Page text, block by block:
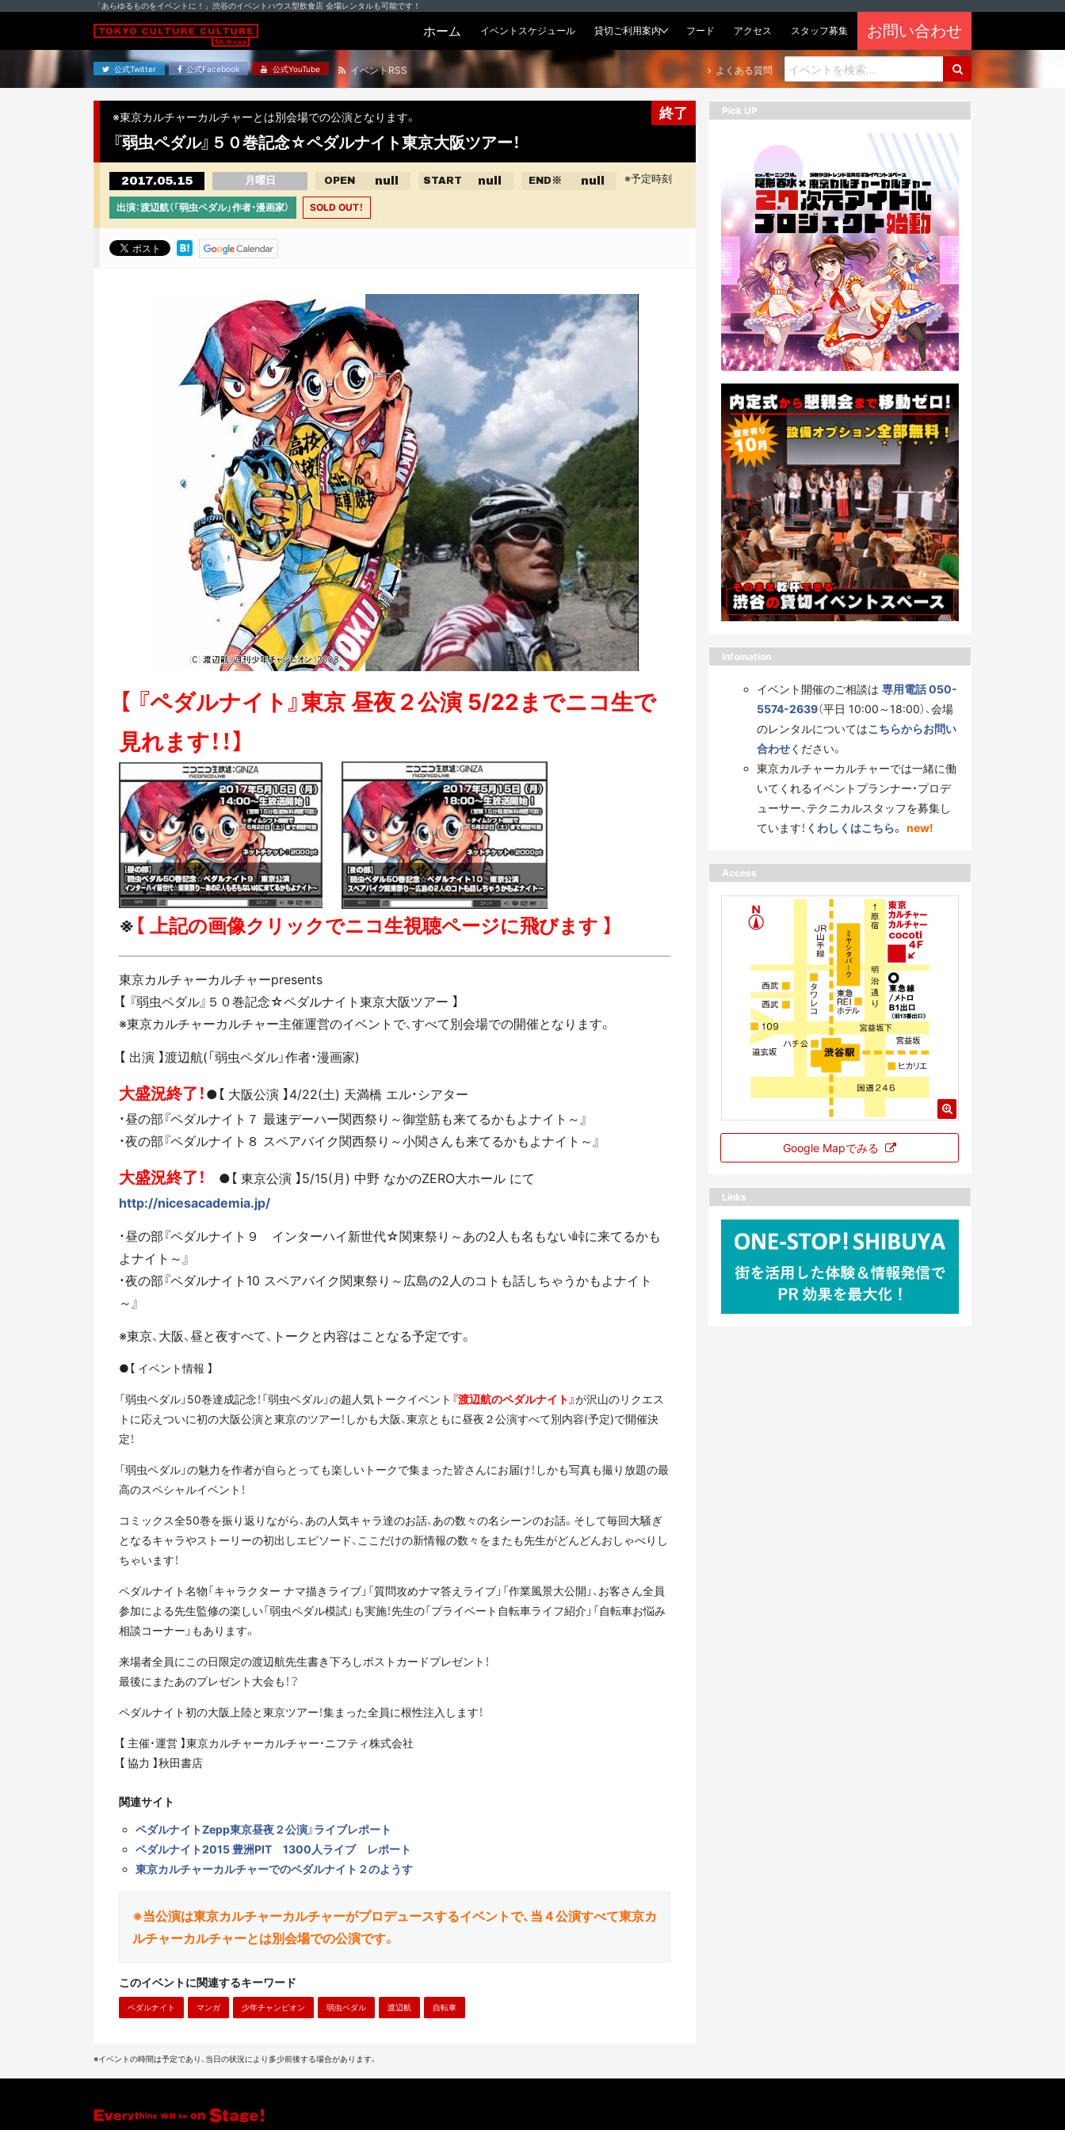
「あらゆるものをイベントに！」渋谷のイベントハウス型飲食店 会場レンタルも可能です！
ホーム イベントスケジュール 貸切ご利用案内 フード アクセス スタッフ募集 お問い合わせ
公式Twitter 公式Facebook 公式YouTube イベントRSS よくある質問
終了
※東京カルチャーカルチャーとは別会場での公演となります。
『弱虫ペダル』５０巻記念☆ペダルナイト東京大阪ツアー！
2017.05.15 月曜日 OPEN null START null END ※ null ※予定時刻
出演：渡辺航（「弱虫ペダル」作者・漫画家） SOLD OUT！
【 『ペダルナイト』東京 昼夜２公演 5/22までニコ生で
見れます！！】
※ 【 上記の画像クリックでニコ生視聴ページに飛びます 】
東京カルチャーカルチャーpresents
【 『弱虫ペダル』５０巻記念☆ペダルナイト東京大阪ツアー 】
※東京カルチャーカルチャー主催運営のイベントで、すべて別会場での開催となります。
【 出演 】渡辺航(「弱虫ペダル」作者・漫画家)
大盛況終了！ ●【 大阪公演 】4/22(土) 天満橋 エル・シアター
・昼の部『ペダルナイト７ 最速デーハー関西祭り～御堂筋も来てるかもよナイト～』
・夜の部『ペダルナイト８ スペアバイク関西祭り～小関さんも来てるかもよナイト～』
大盛況終了！
●【 東京公演 】5/15(月) 中野 なかのZERO大ホール にて
http://nicesacademia.jp/
・昼の部『ペダルナイト９ インターハイ新世代☆関東祭り～あの2人も名もない峠に来てるかも
よナイト～』
・夜の部 『ペダルナイト10 スペアバイク関東祭り～広島の2人のコトも話しちゃうかもよナイト
～』
※東京、大阪、昼と夜すべて、トークと内容はことなる予定です。
●【 イベント情報 】
「弱虫ペダル」50巻達成記念！「弱虫ペダル」の超人気トークイベント 『渡辺航のペダルナイト』が沢山のリクエス
トに応えついに初の大阪公演と東京のツアー！しかも大阪、東京ともに昼夜２公演すべて別内容(予定)で開催決
定！
「弱虫ペダル」の魅力を作者が自らとっても楽しいトークで集まった皆さんにお届け！しかも写真も撮り放題の最
高のスペシャルイベント！
コミックス全50巻を振り返りながら、あの人気キャラ達のお話、あの数々の名シーンのお話。そして毎回大騒ぎ
となるキャラやストーリーの初出しエピソード、ここだけの新情報の数々をまたも先生がどんどんおしゃべりし
ちゃいます！
ペダルナイト名物「キャラクター ナマ描きライブ」「質問攻めナマ答えライブ」「作業風景大公開」、お客さん全員
参加による先生監修の楽しい「弱虫ペダル模試」も実施！先生の「プライベート自転車ライフ紹介」「自転車お悩み
相談コーナー」もあります。
来場者全員にこの日限定の渡辺航先生書き下ろしポストカードプレゼント！
最後にまたあのプレゼント大会も！？
ペダルナイト初の大阪上陸と東京ツアー！集まった全員に根性注入します！
【 主催・運営 】東京カルチャーカルチャー・ニフティ株式会社
【 協力 】秋田書店
関連サイト
ペダルナイトZepp東京昼夜２公演』ライブレポート
ペダルナイト2015 豊洲PIT 1300人ライブ レポート
東京カルチャーカルチャーでのペダルナイト２のようす
※当公演は東京カルチャーカルチャーがプロデュースするイベントで、当４公演すべて東京カ
ルチャーカルチャーとは別会場での公演です。
このイベントに関連するキーワード
ペダルナイト マンガ 少年チャンピオン 弱虫ペダル 渡辺航 自転車
※イベントの時間は予定であり、当日の状況により多少前後する場合があります。
Pick UP
Infomation
イベント開催のご相談は 専用電話 050-
5574-2639（平日 10:00～18:00）、会場
のレンタルについてはこちらからお問い
合わせください。
東京カルチャーカルチャーでは一緒に働
いてくれるイベントプランナー・プロデ
ューサー、テクニカルスタッフを募集し
ています！ くわしくはこちら。 new!
Access
Google Mapでみる
Links